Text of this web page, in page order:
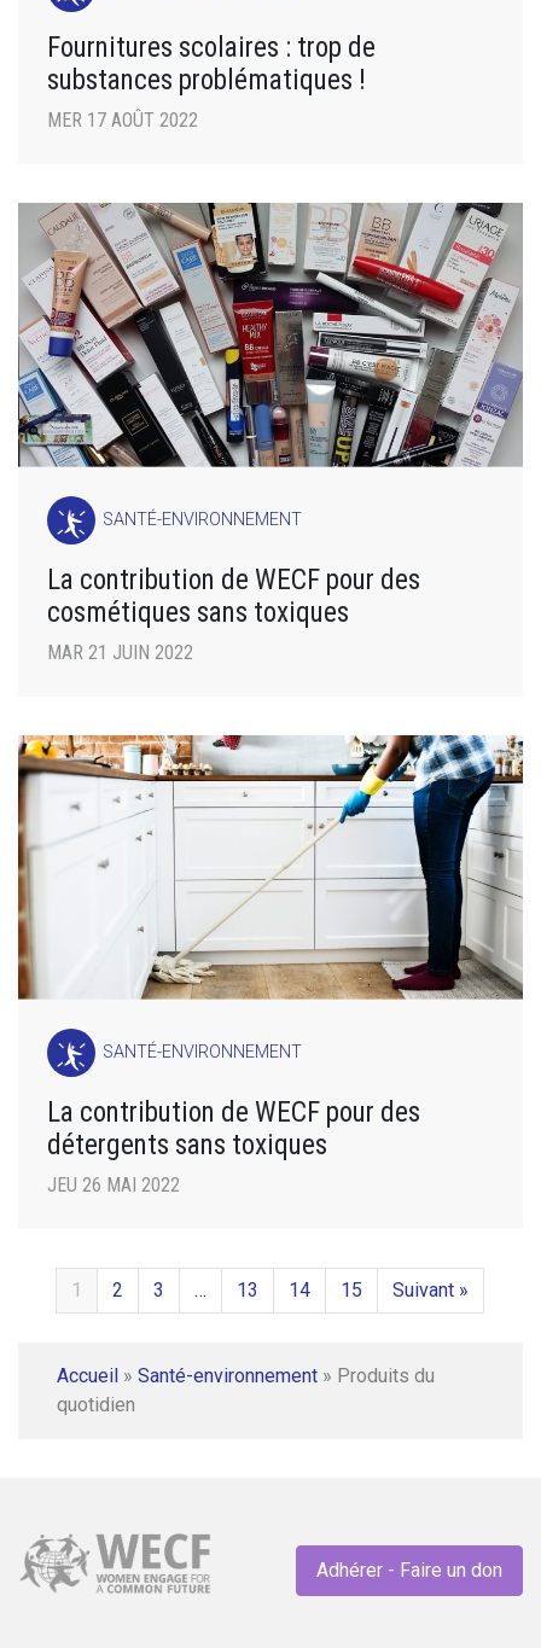
Fournitures scolaires : trop de
substances problématiques !
MER 17 AOÛT 2022
SANTÉ-ENVIRONNEMENT
La contribution de WECF pour des
cosmétiques sans toxiques
MAR 21 JUIN 2022
SANTÉ-ENVIRONNEMENT
La contribution de WECF pour des
détergents sans toxiques
JEU 26 MAI 2022
1 2 3 … 13 14 15 Suivant »
Accueil » Santé-environnement » Produits du
quotidien
Adhérer - Faire un don